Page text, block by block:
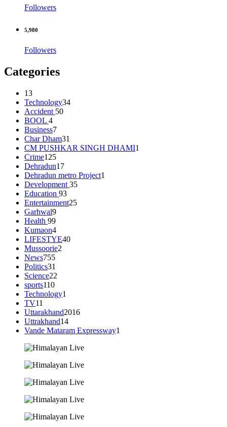
Followers
5,980
Followers
Categories
13
Technology34
Accident 50
BOOL 4
Business7
Char Dham31
CM PUSHKAR SINGH DHAMI1
Crime125
Dehradun17
Dehradun metro Project1
Development 35
Education 93
Entertainment25
Garhwal9
Health 99
Kumaon4
LIFESTYE40
Mussoorie2
News755
Politics31
Science22
sports110
Technology1
TV11
Uttarakhand2016
Uttrakhand14
Vande Mataram Expressway1